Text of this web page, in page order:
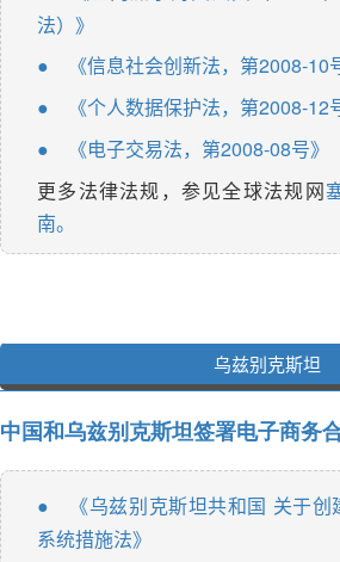
法）》
● 《信息社会创新法，第2008-10
● 《个人数据保护法，第2008-12
●
《电子交易法，第2008-08号》
更多法律法规，参见全球法规网
南。
乌兹别克斯坦
中国和乌兹别克斯坦签署电子商务
●
《乌兹别克斯坦共和国 关于
系统措施法》